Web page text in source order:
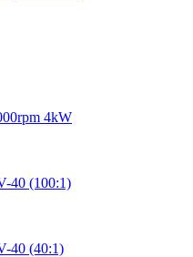
4kW
40 (100:1)
40 (40:1)